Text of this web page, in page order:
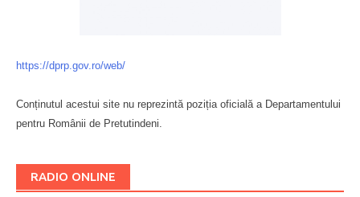
https://dprp.gov.ro/web/
Conținutul acestui site nu reprezintă poziția oficială a Departamentului
pentru Românii de Pretutindeni.
RADIO ONLINE